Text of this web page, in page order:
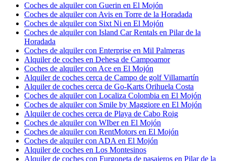
Coches de alquiler con Guerin en El Mojón
Coches de alquiler con Avis en Torre de la Horadada
Coches de alquiler con Sixt Ni en El Mojón
Coches de alquiler con Island Car Rentals en Pilar de la
Horadada
Coches de alquiler con Enterprise en Mil Palmeras
Alquiler de coches en Dehesa de Campoamor
Coches de alquiler con Ace en El Mojón
Alquiler de coches cerca de Campo de golf Villamartín
Alquiler de coches cerca de Go-Karts Orihuela Costa
Coches de alquiler con Localiza Colombia en El Mojón
Coches de alquiler con Smile by Maggiore en El Mojón
Alquiler de coches cerca de Playa de Cabo Roig
Coches de alquiler con WIber en El Mojón
Coches de alquiler con RentMotors en El Mojón
Coches de alquiler con ADA en El Mojón
Alquiler de coches en Los Montesinos
Alquiler de coches con Furgoneta de pasajeros en Pilar de la